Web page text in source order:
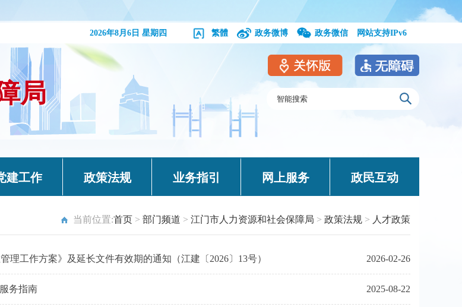
2026年8月6日 星期四 繁體 政务微博 政务微信 网站支持IPv6
局
建工作 政策法规 业务指引 网上服务 政民互动
当前位置:首页 > 部门频道 > 江门市人力资源和社会保障局 > 政策法规 > 人才政策
理工作方案》及延长文件有效期的通知（江建〔2026〕13号） 2026-02-26
务指南 2025-08-22